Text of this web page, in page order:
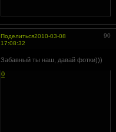
Поделиться 90
2010-03-08
17:08:32
Забавный ты наш, давай фотки)))
0